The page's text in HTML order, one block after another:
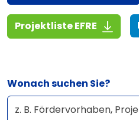
Projektliste EFRE (1,4 MiB)
Wonach suchen Sie?